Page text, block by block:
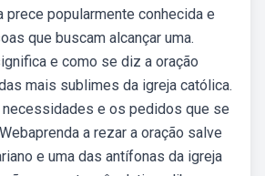
prece popularmente conhecida e
que buscam alcançar uma.
e como se diz a oração
mais sublimes da igreja católica.
e os pedidos que se
a rezar a oração salve
e uma das antífonas da igreja